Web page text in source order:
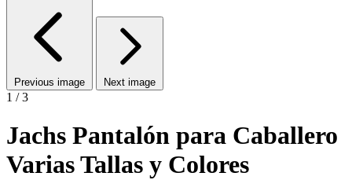
Previous image Next image
1 / 3
Jachs Pantalón para Caballero
Varias Tallas y Colores